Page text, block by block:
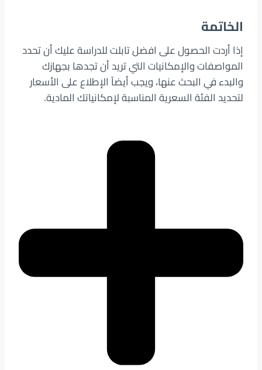
الخاتمة
إذا أردت الحصول على افضل تابلت للدراسة عليك أن تحدد
المواصفات والإمكانيات التي تريد أن تجدها بجهازك
والبدء في البحث عنها، ويجب أيضاً الإطلاع على الأسعار
لتحديد الفئة السعرية المناسبة لإمكانياتك المادية.